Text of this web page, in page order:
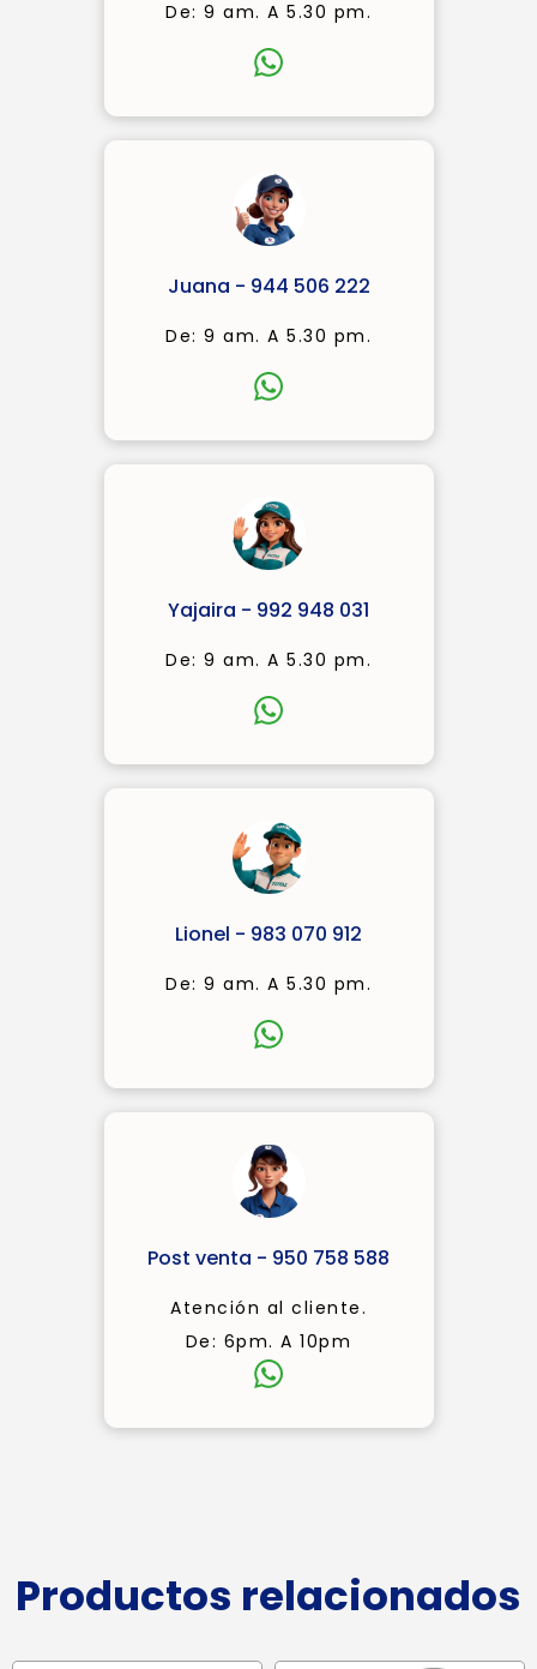
De: 9 am. A 5.30 pm.
Juana - 944 506 222
De: 9 am. A 5.30 pm.
Yajaira - 992 948 031
De: 9 am. A 5.30 pm.
Lionel - 983 070 912
De: 9 am. A 5.30 pm.
Post venta - 950 758 588
Atención al cliente.
De: 6pm. A 10pm
Productos relacionados